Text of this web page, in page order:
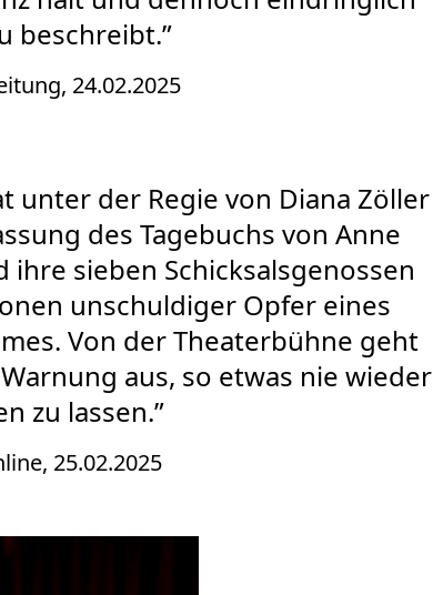
beschreibt.”
24.02.2025
unter der Regie von Diana Zöller
des Tagebuchs von Anne
ihre sieben Schicksalsgenossen
unschuldiger Opfer eines
Von der Theaterbühne geht
aus, so etwas nie wieder
zu lassen.”
25.02.2025